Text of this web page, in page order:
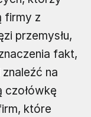
firmy z
przemysłu,
fakt,
na
czołówkę
które